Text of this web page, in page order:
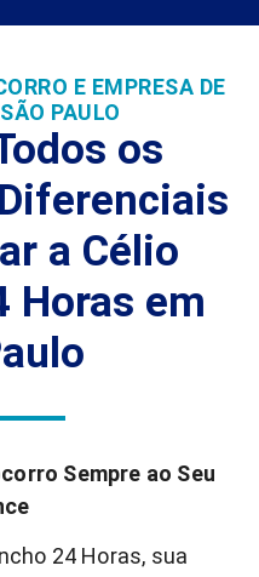
E EMPRESA DE
PAULO
os
a Célio
Horas em
Sempre ao Seu
24 Horas, sua